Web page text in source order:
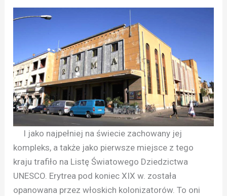
I jako najpełniej na świecie zachowany jej
kompleks, a także jako pierwsze miejsce z tego
kraju trafiło na Listę Światowego Dziedzictwa
UNESCO. Erytrea pod koniec XIX w. została
opanowana przez włoskich kolonizatorów. To oni